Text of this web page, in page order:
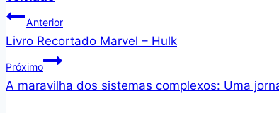
Navegação
de
Post
Anterior
Livro Recortado Marvel – Hulk
Próximo
A maravilha dos sistemas complexos: Uma